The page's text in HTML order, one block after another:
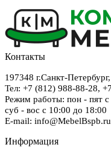
Контакты
197348 г.Санкт-Петербург,
Тел: +7 (812) 988-88-28,
Режим работы: пон - пят
суб - вос с 10:00 до 18:00
E-mail: info@MebelBspb.ru
Информация